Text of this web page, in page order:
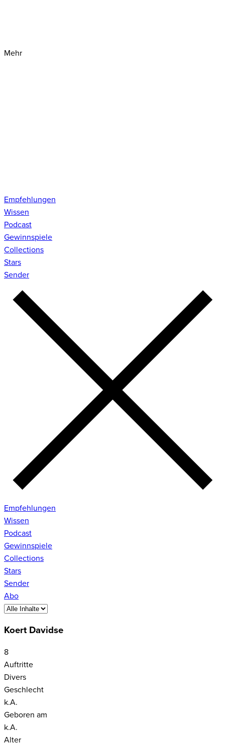
Mehr
Empfehlungen
Wissen
Podcast
Gewinnspiele
Collections
Stars
Sender
Empfehlungen
Wissen
Podcast
Gewinnspiele
Collections
Stars
Sender
Abo
Koert Davidse
8
Auftritte
Divers
Geschlecht
k.A.
Geboren am
k.A.
Alter